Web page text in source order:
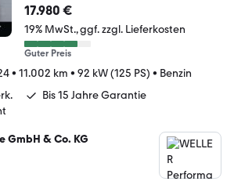
lte*
17.980 €
19% MwSt. ggf. zzgl. Lieferkosten
Guter Preis
• 11.002 km • 92 kW (125 PS) • Benzin
Bis 15 Jahre Garantie
GmbH & Co. KG